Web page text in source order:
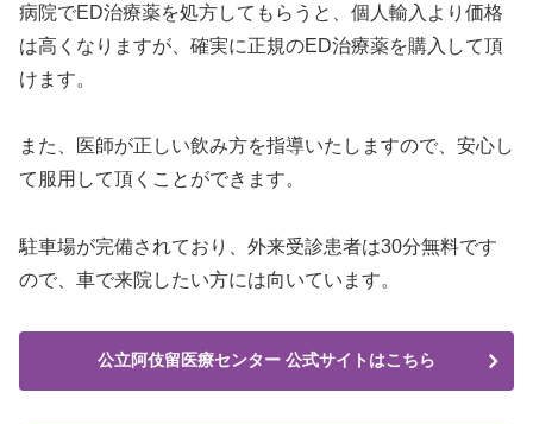
病院でED治療薬を処方してもらうと、個人輸入より価格
は高くなりますが、確実に正規のED治療薬を購入して頂
けます。
また、医師が正しい飲み方を指導いたしますので、安心し
て服用して頂くことができます。
駐車場が完備されており、外来受診患者は30分無料です
ので、車で来院したい方には向いています。
公立阿伎留医療センター 公式サイトはこちら